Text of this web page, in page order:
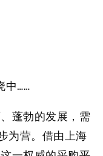
中……
蓬勃的发展，需
为营。借由上海